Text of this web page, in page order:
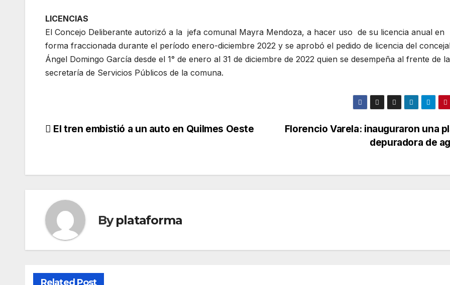
LICENCIAS
El Concejo Deliberante autorizó a la jefa comunal Mayra Mendoza, a hacer uso de su licencia anual en
forma fraccionada durante el período enero-diciembre 2022 y se aprobó el pedido de licencia del
Ángel Domingo García desde el 1° de enero al 31 de diciembre de 2022 quien se desempeña al frente de la
secretaría de Servicios Públicos de la comuna.
Florencio Varela: inauguraron una
depuradora de
El tren embistió a un auto en Quilmes Oeste
Byplataforma
Related Post